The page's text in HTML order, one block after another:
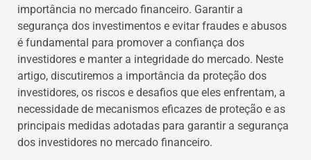
importância no mercado financeiro. Garantir a
segurança dos investimentos e evitar fraudes e abusos
é fundamental para promover a confiança dos
investidores e manter a integridade do mercado. Neste
artigo, discutiremos a importância da proteção dos
investidores, os riscos e desafios que eles enfrentam, a
necessidade de mecanismos eficazes de proteção e as
principais medidas adotadas para garantir a segurança
dos investidores no mercado financeiro.